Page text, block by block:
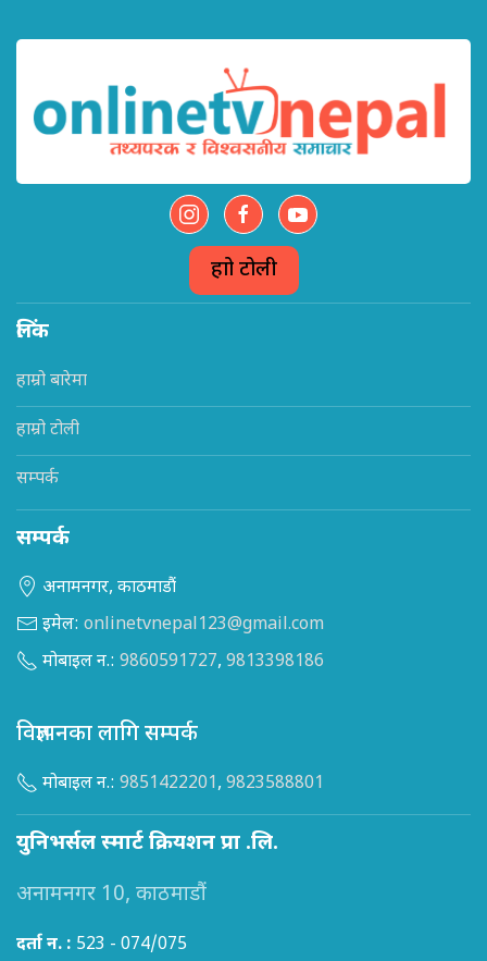
हाम्रो टोली
लिंक
हाम्रो बारेमा
हाम्रो टोली
सम्पर्क
सम्पर्क
अनामनगर, काठमाडौं
इमेल: onlinetvnepal123@gmail.com
मोबाइल न.: 9860591727, 9813398186
विज्ञापनका लागि सम्पर्क
मोबाइल न.: 9851422201, 9823588801
युनिभर्सल स्मार्ट क्रियशन प्रा .लि.
अनामनगर 10, काठमाडौं
दर्ता न. : 523 - 074/075